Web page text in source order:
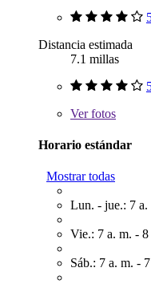
Distancia estimada
7.1 millas
Verfotos
Horario estándar
Mostrar todas
Lun. - jue.: 7 a.
Vie.: 7 a. m. - 8
Sáb.: 7 a. m. -